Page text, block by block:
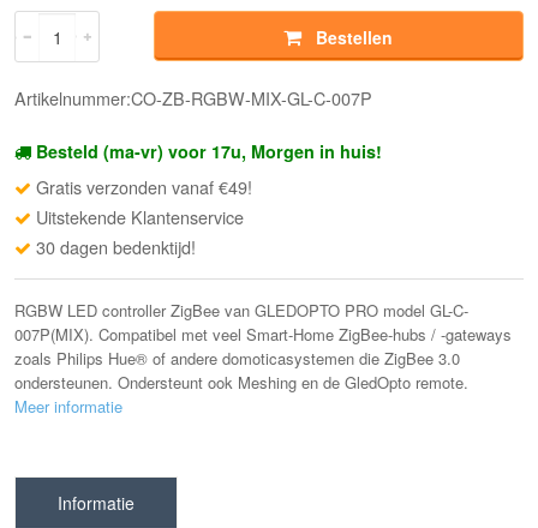
Bestellen
Artikelnummer:CO-ZB-RGBW-MIX-GL-C-007P
Besteld (ma-vr) voor 17u, Morgen in huis!
Gratis verzonden vanaf €49!
Uitstekende Klantenservice
30 dagen bedenktijd!
RGBW LED controller ZigBee van GLEDOPTO PRO model GL-C-
007P(MIX). Compatibel met veel Smart-Home ZigBee-hubs / -gateways
zoals Philips Hue® of andere domoticasystemen die ZigBee 3.0
ondersteunen. Ondersteunt ook Meshing en de GledOpto remote.
Meer informatie
Informatie